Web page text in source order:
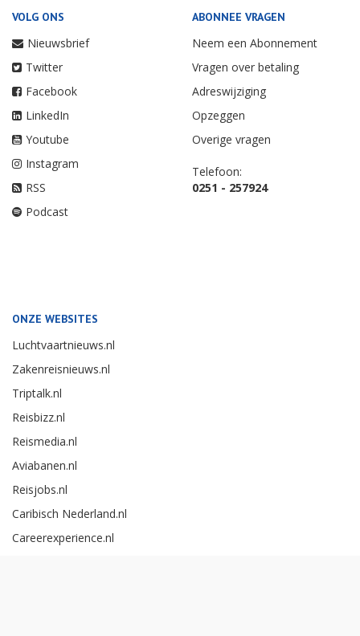
VOLG ONS
Nieuwsbrief
Twitter
Facebook
LinkedIn
Youtube
Instagram
RSS
Podcast
ABONNEE VRAGEN
Neem een Abonnement
Vragen over betaling
Adreswijziging
Opzeggen
Overige vragen
Telefoon:
0251 - 257924
ONZE WEBSITES
Luchtvaartnieuws.nl
Zakenreisnieuws.nl
Triptalk.nl
Reisbizz.nl
Reismedia.nl
Aviabanen.nl
Reisjobs.nl
Caribisch Nederland.nl
Careerexperience.nl